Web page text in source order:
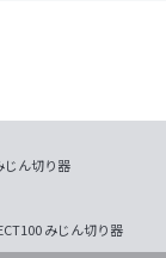
じん切り器
みじん切り器